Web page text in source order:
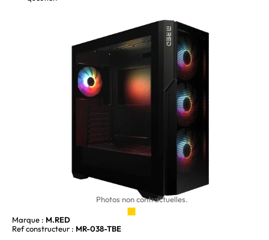
Photos non contractuelles.
Marque : M.RED
Ref constructeur : MR-038-TBE